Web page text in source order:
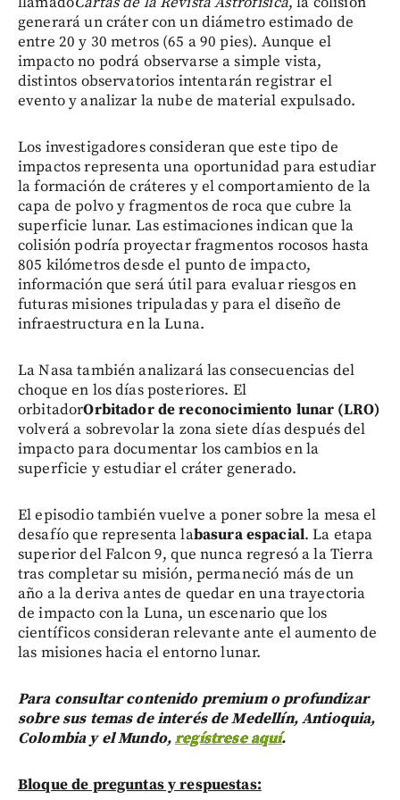
generará un cráter con un diámetro estimado de
entre 20 y 30 metros (65 a 90 pies). Aunque el
impacto no podrá observarse a simple vista,
distintos observatorios intentarán registrar el
evento y analizar la nube de material expulsado.
Los investigadores consideran que este tipo de
impactos representa una oportunidad para estudiar
la formación de cráteres y el comportamiento de la
capa de polvo y fragmentos de roca que cubre la
superficie lunar. Las estimaciones indican que la
colisión podría proyectar fragmentos rocosos hasta
805 kilómetros desde el punto de impacto,
información que será útil para evaluar riesgos en
futuras misiones tripuladas y para el diseño de
infraestructura en la Luna.
La Nasa también analizará las consecuencias del
choque en los días posteriores. El
orbitadorOrbitador de reconocimiento lunar (LRO)
volverá a sobrevolar la zona siete días después del
impacto para documentar los cambios en la
superficie y estudiar el cráter generado.
El episodio también vuelve a poner sobre la mesa el
desafío que representa labasura espacial. La etapa
superior del Falcon 9, que nunca regresó a la Tierra
tras completar su misión, permaneció más de un
año a la deriva antes de quedar en una trayectoria
de impacto con la Luna, un escenario que los
científicos consideran relevante ante el aumento de
las misiones hacia el entorno lunar.
Para consultar contenido premium o profundizar
sobre sus temas de interés de Medellín, Antioquia,
Colombia y el Mundo,regístrese aquí.
Bloque de preguntas y respuestas: